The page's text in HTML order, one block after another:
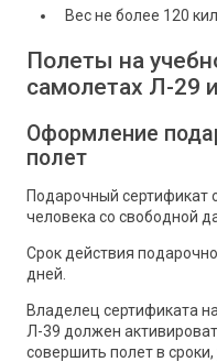
Вес не более 120
Полеты на
самолетах Л-29
Оформление
полет
Подарочный сертификат
человека со свободной
Срок действия
дней.
Владелец сертификата
Л-39 должен
совершить полет в